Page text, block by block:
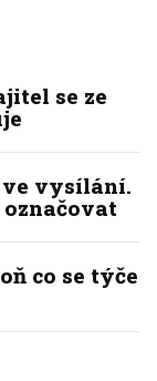
se ze
ve vysílání.
co se týče